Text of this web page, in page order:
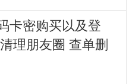
卡密购买以及登
理朋友圈 查单删